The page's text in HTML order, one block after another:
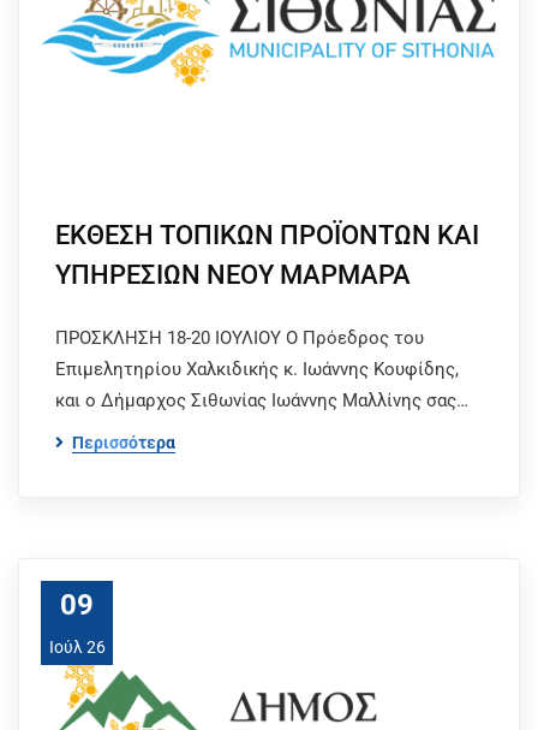
ΕΚΘΕΣΗ ΤΟΠΙΚΩΝ ΠΡΟΪΟΝΤΩΝ ΚΑΙ
ΥΠΗΡΕΣΙΩΝ ΝΕΟΥ ΜΑΡΜΑΡΑ
ΠΡΟΣΚΛΗΣΗ 18-20 ΙΟΥΛΙΟΥ Ο Πρόεδρος του
Επιμελητηρίου Χαλκιδικής κ. Ιωάννης Κουφίδης,
και ο Δήμαρχος Σιθωνίας Ιωάννης Μαλλίνης σας…
Περισσότερα
09
Ιούλ 26